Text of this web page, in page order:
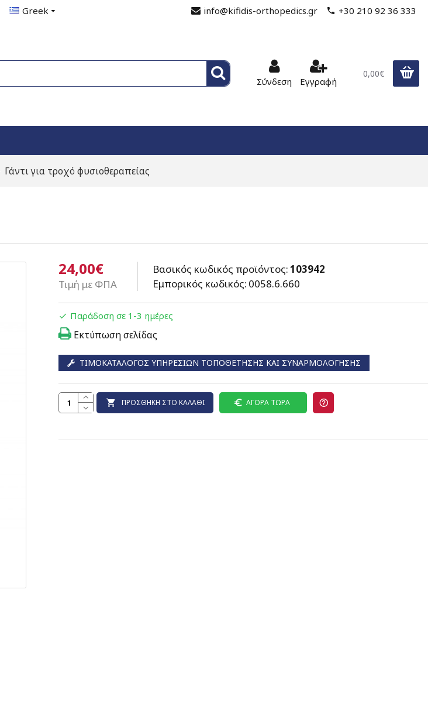
Greek info@kifidis-orthopedics.gr +30 210 92 36 333
Σύνδεση Εγγραφή
0,00€
Γάντι για τροχό φυσιοθεραπείας
24,00€
Τιμή με ΦΠΑ
Βασικός κωδικός προϊόντος:103942
Εμπορικός κωδικός: 0058.6.660
Παράδοση σε 1-3 ημέρες
ΠΡΟΣΘΉΚΗ ΣΤΟ ΚΑΛΆΘΙ ΑΓΟΡΆ ΤΏΡΑ
Εκτύπωση σελίδας
ΤΙΜΟΚΑΤΆΛΟΓΟΣ ΥΠΗΡΕΣΙΏΝ ΤΟΠΟΘΈΤΗΣΗΣ ΚΑΙ ΣΥΝΑΡΜΟΛΌΓΗΣΗΣ